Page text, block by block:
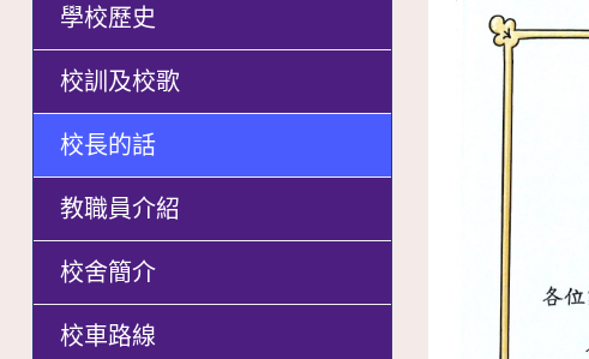
學校歷史
校訓及校歌
校長的話
教職員介紹
校舍簡介
校車路線